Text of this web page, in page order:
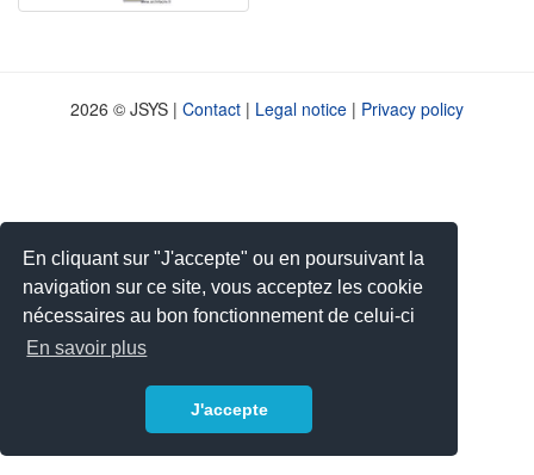
En cliquant sur "J'accepte" ou en poursuivant la
navigation sur ce site, vous acceptez les cookie
nécessaires au bon fonctionnement de celui-ci
En savoir plus
J'accepte
2026 © JSYS | Contact | Legal notice | Privacy policy